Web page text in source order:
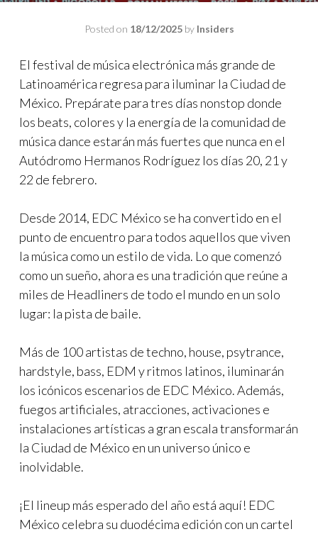
Posted on 18/12/2025by Insiders
El festival de música electrónica más grande de
Latinoamérica regresa para iluminar la Ciudad de
México. Prepárate para tres días nonstop donde
los beats, colores y la energía de la comunidad de
música dance estarán más fuertes que nunca en el
Autódromo Hermanos Rodríguez los días 20, 21 y
22 de febrero.
Desde 2014, EDC México se ha convertido en el
punto de encuentro para todos aquellos que viven
la música como un estilo de vida. Lo que comenzó
como un sueño, ahora es una tradición que reúne a
miles de Headliners de todo el mundo en un solo
lugar: la pista de baile.
Más de 100 artistas de techno, house, psytrance,
hardstyle, bass, EDM y ritmos latinos, iluminarán
los icónicos escenarios de EDC México. Además,
fuegos artificiales, atracciones, activaciones e
instalaciones artísticas a gran escala transformarán
la Ciudad de México en un universo único e
inolvidable.
¡El lineup más esperado del año está aquí! EDC
México celebra su duodécima edición con un cartel